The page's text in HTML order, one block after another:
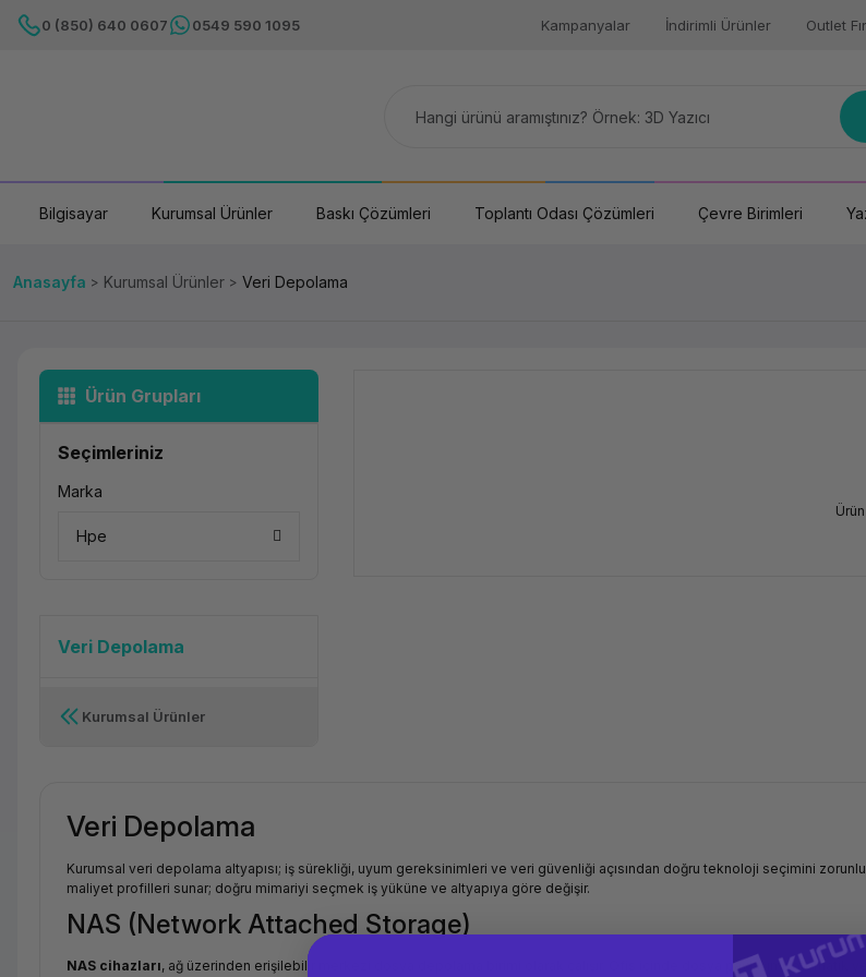
0 (850) 640 0607 0549 590 1095 Kampanyalar İndirimli Ürünler Outlet
Bilgisayar Kurumsal Ürünler Baskı Çözümleri Toplantı Odası Çözümleri Çevre Birimleri
Anasayfa Kurumsal Ürünler Veri Depolama
Ürün Grupları
Seçimleriniz
Marka
Hpe
Veri Depolama
Kurumsal Ürünler
Veri Depolama
Kurumsal veri depolama altyapısı; iş sürekliği, uyum gereksinimleri ve veri güvenliği açısından doğru teknoloji seçimini
maliyet profilleri sunar; doğru mimariyi seçmek iş yüküne ve altyapıya göre değişir.
NAS (Network Attached Storage)
NAS cihazları, ağ üzerinden erişilebilir merkezi dosya depolama birimi olarak çalışır. Ofis içinde dosya paylaşımı,